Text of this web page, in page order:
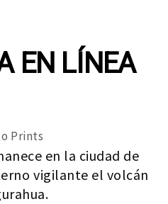
EN LÍNEA
Prints
en la ciudad de
vigilante el volcán